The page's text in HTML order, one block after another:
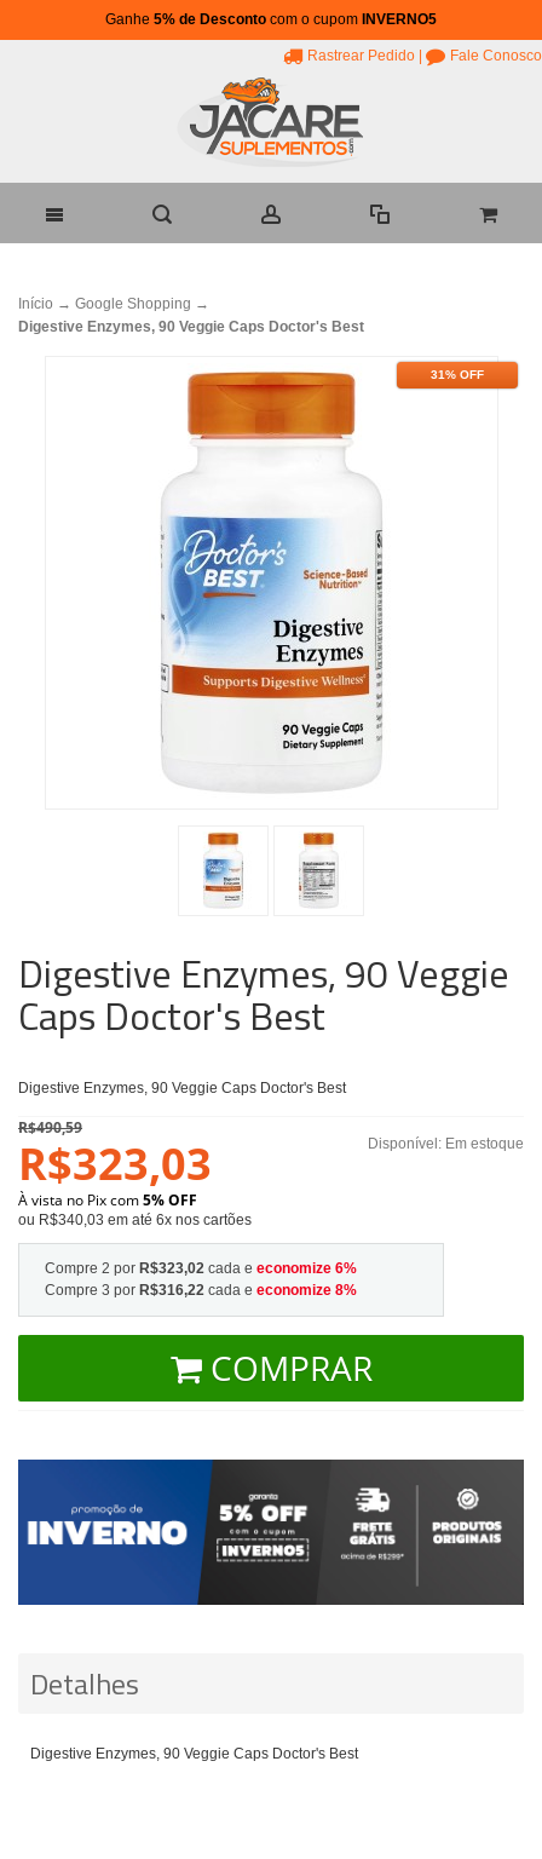
Ganhe 5% de Desconto com o cupom INVERNO5
Rastrear Pedido Fale Conosco
Início → Google Shopping →
Digestive Enzymes, 90 Veggie Caps Doctor's Best
31% OFF
Digestive Enzymes, 90 Veggie
Caps Doctor's Best
Digestive Enzymes, 90 Veggie Caps Doctor's Best
Disponível: Em estoque
R$490,59
R$323,03
À vista no Pix com5% OFF
ou R$340,03 em até 6x nos cartões
Compre 2 por R$323,02 cada e economize 6%
Compre 3 por R$316,22 cada e economize 8%
COMPRAR
Detalhes
Digestive Enzymes, 90 Veggie Caps Doctor's Best